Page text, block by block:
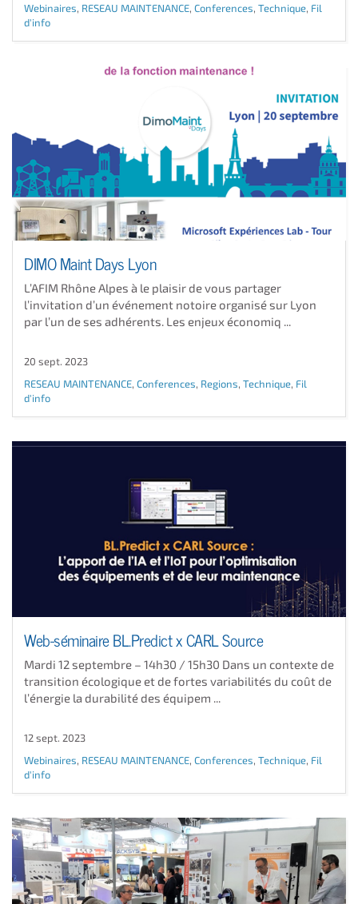
Webinaires, RESEAU MAINTENANCE, Conferences, Technique, Fil
d'info
DIMO Maint Days Lyon
L’AFIM Rhône Alpes à le plaisir de vous partager
l’invitation d’un événement notoire organisé sur Lyon
par l’un de ses adhérents. Les enjeux économiq ...
20 sept. 2023
RESEAU MAINTENANCE, Conferences, Regions, Technique, Fil
d'info
Web-séminaire BL.Predict x CARL Source
Mardi 12 septembre – 14h30 / 15h30 Dans un contexte de
transition écologique et de fortes variabilités du coût de
l’énergie la durabilité des équipem ...
12 sept. 2023
Webinaires, RESEAU MAINTENANCE, Conferences, Technique, Fil
d'info